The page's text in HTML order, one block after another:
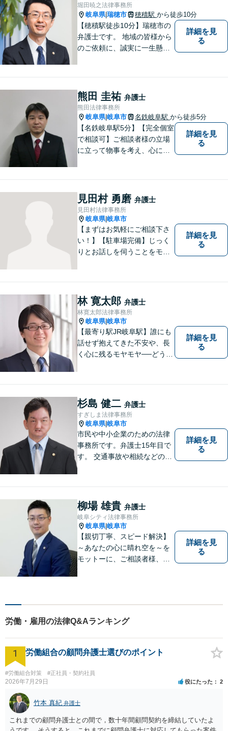
堀田暁之法律事務所
岐阜県|瑞穂市 穂積駅 から徒歩10分
【穂積駅徒歩10分】瑞穂市の
弁護士です。 地域の皆様から
のご依頼に、誠実に一生懸命
はじめとする民事事件に対応
してきました。お気軽にお電
話ください【駐車場完備】
詳細を見
る
熊田 圭祐 弁護士
熊田法律事務所
岐阜県|岐阜市 名鉄岐阜駅 から徒歩5分
【名鉄岐阜駅5分】【完全個室
で相談可】ご相談者様の立場
に立って物事を考え、心に寄
決への第一歩です。小さな問
題から大きな問題まで、お気
軽にご相談ください。
詳細を見
る
見田村 勇磨 弁護士
見田村法律事務所
岐阜県|岐阜市
【まずはお気軽にご相談下さ
い！】【駐車場完備】じっく
りとお話しを伺うことをモッ
詳細を見
る
林 寛太郎 弁護士
林寛太郎法律事務所
岐阜県|岐阜市
【最寄り駅JR岐阜駅】誰にも
話せず抱えてきた不安や、長
く心に残るモヤモヤ──どうぞ
いながら、これからの一歩を
一緒に見つけていきます。
【丁寧なヒアリング】【地域
密着型の法律事務所】
詳細を見
る
杉島 健二 弁護士
すぎしま法律事務所
岐阜県|岐阜市
市民や中小企業のための法律
事務所です。弁護士15年目で
す。 交通事故や相続などの相
などの家事事件を解決してき
ました。特に交通事故では多
くの後遺障害事故や死亡事故
を解決してきました。
詳細を見
る
柳場 雄貴 弁護士
岐阜シティ法律事務所
岐阜県|岐阜市
【親切丁寧、スピード解決】
～あなたの心に晴れ空を～を
モットーに、ご相談者様、依
お気軽にご相談下さい。
詳細を見
る
労働・雇用の法律Q&Aランキング
1 労働組合の顧問弁護士選びのポイント
#労働組合対策 #正社員・契約社員
2026年7月29日 役にたった 2
竹本 真紀 弁護士
これまでの顧問弁護士との間で，数十年間顧問契約を締結していたよ